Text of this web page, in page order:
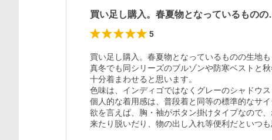
買い足し購入。春夏物となっているもの
5
買い足し購入。春夏物となっているものの生地も
真冬でも同シリーズのブルゾンや防寒ベストと秋
十分着まわせると思います。
色味は、インディゴではなくグレーのシャドウス
個人的な着用感は、普段着と同等の標準的なサ
欲を言えば、胸・袖がボタン掛けタイプなので
来たり脱いだり、物の出し入れ等便利だといつも